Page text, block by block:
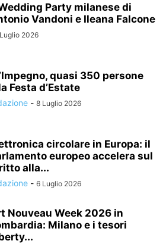
Party milanese di
Vandoni e Ileana Falcone
2026
quasi 350 persone
Festa d’Estate
- 8 Luglio 2026
circolare in Europa: il
europeo accelera sul
alla...
- 6 Luglio 2026
Nouveau Week 2026 in
Milano e i tesori